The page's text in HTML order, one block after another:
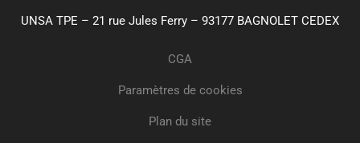
UNSA TPE – 21 rue Jules Ferry – 93177 BAGNOLET CEDEX
CGA
Paramètres de cookies
Plan du site